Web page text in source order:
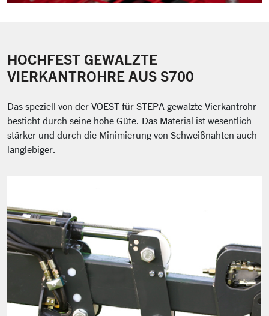
HOCHFEST GEWALZTE
VIERKANTROHRE AUS S700
Das speziell von der VOEST für STEPA gewalzte Vierkantrohr
besticht durch seine hohe Güte. Das Material ist wesentlich
stärker und durch die Minimierung von Schweißnahten auch
langlebiger.